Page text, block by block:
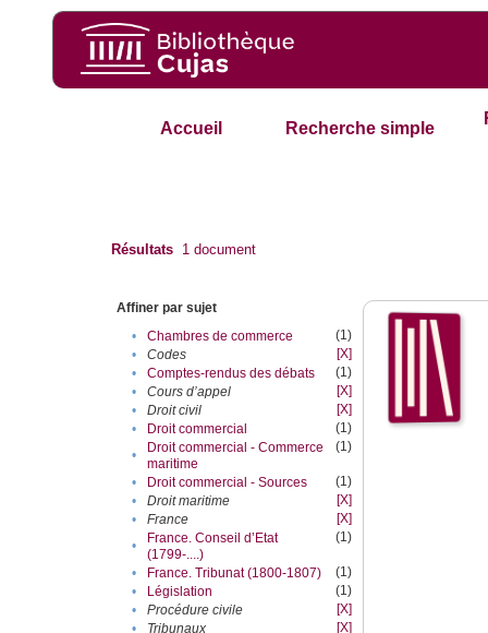
Accueil Recherche simple
Résultats 1 document
Affiner par sujet
•
Chambres de commerce
(1)
•
Codes
[X]
•
Comptes-rendus des débats
(1)
•
Cours d’appel
[X]
•
Droit civil
[X]
•
Droit commercial
(1)
•
Droit commercial - Commerce
maritime
(1)
• Droit commercial - Sources
(1)
•
Droit maritime
[X]
•
France
[X]
•
France. Conseil d’Etat
(1799-....)
(1)
• France. Tribunat (1800-1807)
(1)
•
Législation
(1)
•
Procédure civile
[X]
•
Tribunaux
[X]